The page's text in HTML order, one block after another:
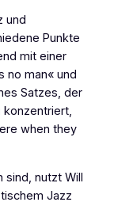
und
Punkte
mit einer
no man« und
Satzes, der
konzentriert,
when they
sind, nutzt Will
Jazz